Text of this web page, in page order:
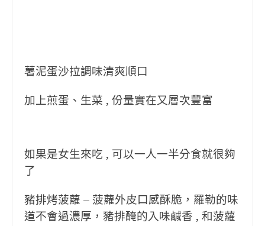
薯泥蛋沙拉調味清爽順口
加上煎蛋、生菜 , 份量實在又層次豐富
如果是女生來吃 , 可以一人一半分食就很夠
了
豬排烤菠蘿 – 菠蘿外皮口感酥脆，羅勒的味
道不會過濃厚，豬排醃的入味鹹香 , 和菠蘿